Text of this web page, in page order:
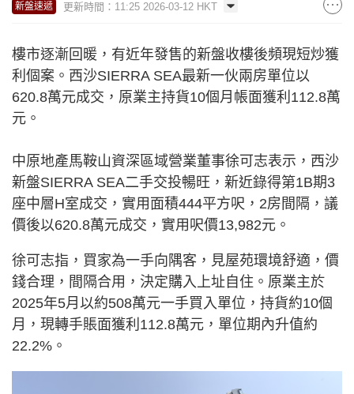
新盤速遞 更新時間：11:25 2026-03-12 HKT
樓市逐漸回暖，有近年發售的新盤收樓後頻現短炒獲
利個案。西沙SIERRA SEA最新一伙兩房單位以
620.8萬元成交，原業主持貨10個月帳面獲利112.8萬
元。
中原地產馬鞍山資深區域營業董事徐可志表示，西沙
新盤SIERRA SEA二手交投暢旺，新近錄得第1B期3
座中層H室成交，實用面積444平方呎，2房間隔，議
價後以620.8萬元成交，實用呎價13,982元。
徐可志指，買家為一手向隅客，見屋苑環境舒適，價
錢合理，間隔合用，決定購入上址自住。原業主於
2025年5月以約508萬元一手買入單位，持貨約10個
月，現轉手賬面獲利112.8萬元，單位期內升值約
22.2%。